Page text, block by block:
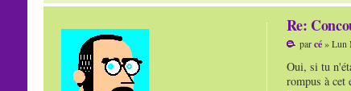
Re:
parcé» Lun
Oui, si tu
rompus à cet